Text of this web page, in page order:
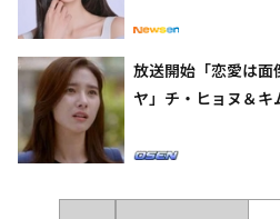
放送開始「恋愛は面
ヤ」チ・ヒョヌ＆キ